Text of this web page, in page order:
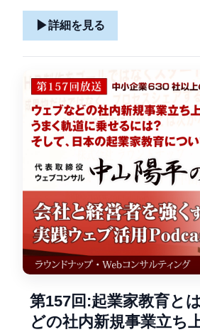
▶詳細を見る
第157回:起業家教育と
どの社内新規事業立ち